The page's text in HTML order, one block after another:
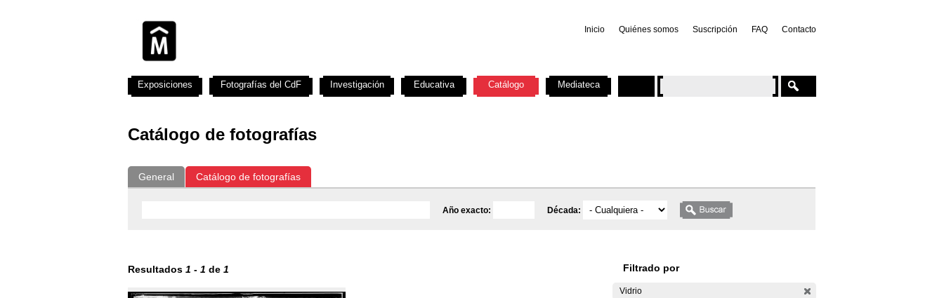
Inicio Quiénes somos Suscripción FAQ Contacto
Catálogo de fotografías
General Catálogo de fotografías
Año exacto: Década:
Resultados 1 - 1 de 1 Filtrado por
Vidrio
Exposiciones Fotografías del CdF Investigación Educativa Catálogo Mediateca